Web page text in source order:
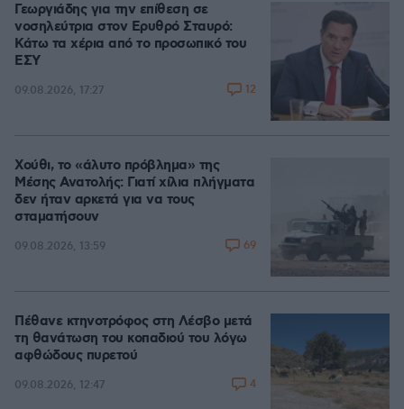
Γεωργιάδης για την επίθεση σε
νοσηλεύτρια στον Ερυθρό Σταυρό:
Κάτω τα χέρια από το προσωπικό του
ΕΣΥ
09.08.2026, 17:27 12
Χούθι, το «άλυτο πρόβλημα» της
Μέσης Ανατολής: Γιατί χίλια πλήγματα
δεν ήταν αρκετά για να τους
σταματήσουν
09.08.2026, 13:59 69
Πέθανε κτηνοτρόφος στη Λέσβο μετά
τη θανάτωση του κοπαδιού του λόγω
αφθώδους πυρετού
09.08.2026, 12:47 4